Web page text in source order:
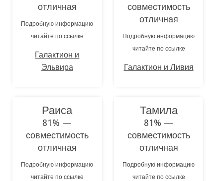
отличная
Подробную информацию
читайте по ссылке
Галактион и
Эльвира
совместимость
отличная
Подробную информацию
читайте по ссылке
Галактион и Ливия
Раиса
81% —
совместимость
отличная
Подробную информацию
читайте по ссылке
Тамила
81% —
совместимость
отличная
Подробную информацию
читайте по ссылке